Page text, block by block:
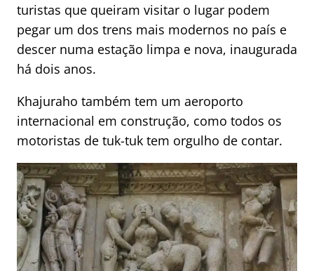
turistas que queiram visitar o lugar podem
pegar um dos trens mais modernos no país e
descer numa estação limpa e nova, inaugurada
há dois anos.
Khajuraho também tem um aeroporto
internacional em construção, como todos os
motoristas de tuk-tuk tem orgulho de contar.